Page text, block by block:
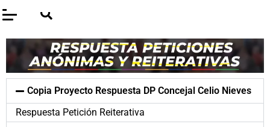
Copia Proyecto Respuesta DP Concejal Celio Nieves
Respuesta Petición Reiterativa